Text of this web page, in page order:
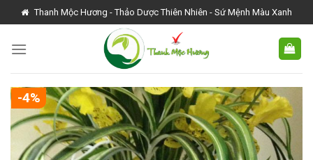
Skip
to
content
Thanh Mộc Hương - Thảo Dược Thiên Nhiên - Sứ Mệnh Màu Xanh
-4%